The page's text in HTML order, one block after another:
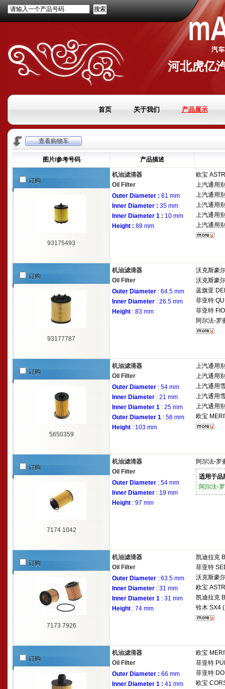
请输入一个产品号码
河北虎亿
首页 关于我们 产品展示
查看购物车
图片/参考号码 产品描述
订购
93175493
机油滤清器
Oil Filter
Outer Diameter : 61 mm
Inner Diameter : 35 mm
Inner Diameter 1 : 10 mm
Height : 89 mm
欧宝
上汽通用
上汽通用
上汽通用
上汽通用
上汽通用
订购
93177787
机油滤清器
Oil Filter
Outer Diameter : 64.5 mm
Inner Diameter : 26.5 mm
Height : 83 mm
沃克斯豪
沃克斯豪
蓝旗亚
菲亚特
菲亚特
阿尔法-罗
订购
5650359
机油滤清器
Oil Filter
Outer Diameter : 54 mm
Inner Diameter : 21 mm
Inner Diameter 1 : 25 mm
Outer Diameter 1 : 56 mm
Height : 103 mm
上汽通用
上汽通用
上汽通用
上汽通用
上汽通用
欧宝
订购
7174 1042
机油滤清器
Oil Filter
Outer Diameter : 54 mm
Inner Diameter : 19 mm
Height : 97 mm
阿尔法-罗
适用于品
阿尔法-
订购
7173 7926
机油滤清器
Oil Filter
Outer Diameter : 63.5 mm
Inner Diameter : 31 mm
Inner Diameter 1 : 31 mm
Height : 74 mm
凯迪拉克
菲亚特
沃克斯豪
欧宝
凯迪拉克
铃木 SX4
订购
机油滤清器
Oil Filter
Outer Diameter : 66 mm
Inner Diameter 1 : 41 mm
欧宝
菲亚特
菲亚特
欧宝